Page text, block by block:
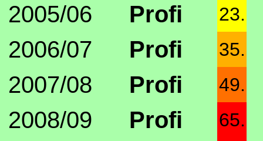
2005/06 Profi 23.
2006/07 Profi 35.
2007/08 Profi 49.
2008/09 Profi 65.